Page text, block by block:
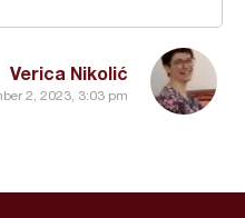
Verica Nikolić
2, 2023, 3:03 pm